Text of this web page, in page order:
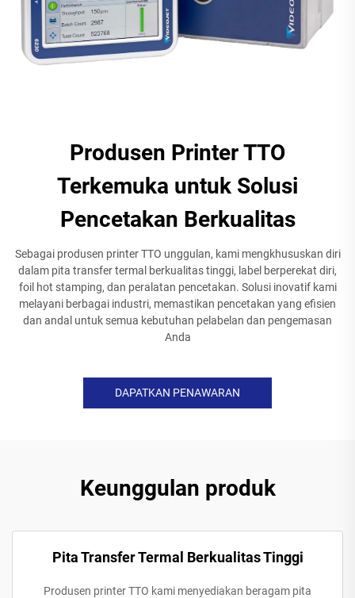
Produsen Printer TTO
Terkemuka untuk Solusi
Pencetakan Berkualitas
Sebagai produsen printer TTO unggulan, kami mengkhususkan diri
dalam pita transfer termal berkualitas tinggi, label berperekat diri,
foil hot stamping, dan peralatan pencetakan. Solusi inovatif kami
melayani berbagai industri, memastikan pencetakan yang efisien
dan andal untuk semua kebutuhan pelabelan dan pengemasan
Anda
DAPATKAN PENAWARAN
Keunggulan produk
Pita Transfer Termal Berkualitas Tinggi
Produsen printer TTO kami menyediakan beragam pita